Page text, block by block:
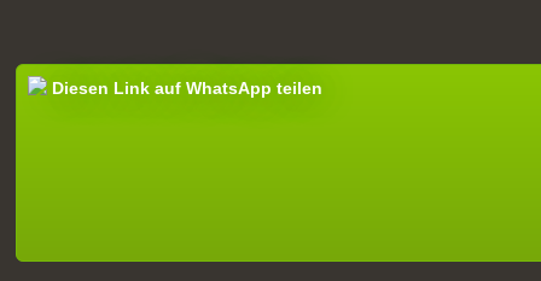
Diesen Link auf WhatsApp teilen